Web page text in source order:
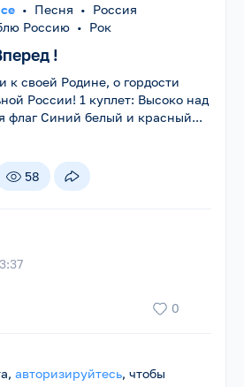
• Песня • Россия
Россию • Рок
!
к своей Родине, о гордости
России! 1 куплет: Высоко над
флаг Синий белый и красный...
58
0
авторизируйтесь, чтобы